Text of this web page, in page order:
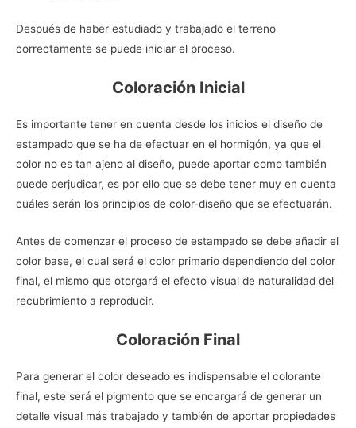
Después de haber estudiado y trabajado el terreno
correctamente se puede iniciar el proceso.
Coloración Inicial
Es importante tener en cuenta desde los inicios el diseño de
estampado que se ha de efectuar en el hormigón, ya que el
color no es tan ajeno al diseño, puede aportar como también
puede perjudicar, es por ello que se debe tener muy en cuenta
cuáles serán los principios de color-diseño que se efectuarán.
Antes de comenzar el proceso de estampado se debe añadir el
color base, el cual será el color primario dependiendo del color
final, el mismo que otorgará el efecto visual de naturalidad del
recubrimiento a reproducir.
Coloración Final
Para generar el color deseado es indispensable el colorante
final, este será el pigmento que se encargará de generar un
detalle visual más trabajado y también de aportar propiedades